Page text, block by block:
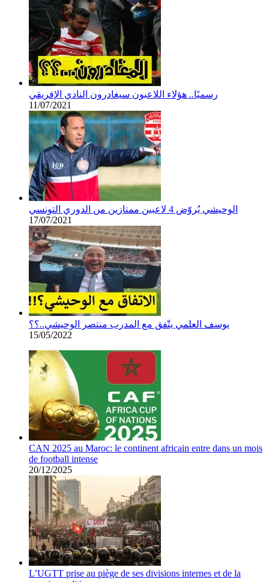
رسميًا.. هؤلاء اللاعبون سيغادرون النادي الإفريقي
11/07/2021
الوحيشي يُروّض 4 لاعبين ممتازين من الدوري التونسي
17/07/2021
يوسف العلمي يتّفق مع المدرب منتصر الوحيشي..؟؟
15/05/2022
CAN 2025 au Maroc: le continent africain entre dans un mois
de football intense
20/12/2025
L’UGTT prise au piège de ses divisions internes et de la